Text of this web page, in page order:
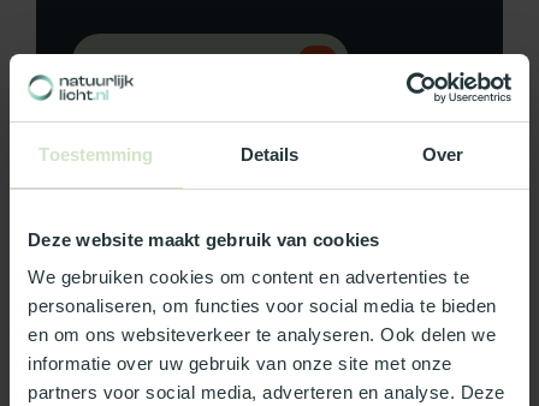
Toestemming Details Over
Deze website maakt gebruik van cookies
We gebruiken cookies om content en advertenties te
personaliseren, om functies voor social media te bieden
en om ons websiteverkeer te analyseren. Ook delen we
informatie over uw gebruik van onze site met onze
partners voor social media, adverteren en analyse. Deze
Neem contact op
Productomschrijving
Specificaties
Reviews